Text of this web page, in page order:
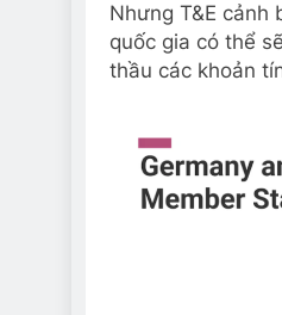
Nhưng T&E cảnh
quốc gia có thể
thầu các khoản